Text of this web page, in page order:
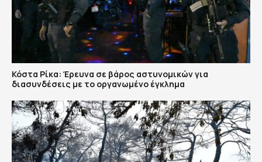
Κόστα Ρίκα: Έρευνα σε βάρος αστυνομικών για
διασυνδέσεις με το οργανωμένο έγκλημα